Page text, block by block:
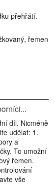
přehřátí.
řemen
díl. Nicméně
udělat: 1.
a
To umožní
řemen.
vše